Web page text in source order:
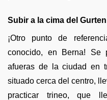
Subir a la cima del Gurten
¡Otro punto de
conocido, en Berna! Se
afueras de la ciudad en
situado cerca del centro,
practicar trineo, que